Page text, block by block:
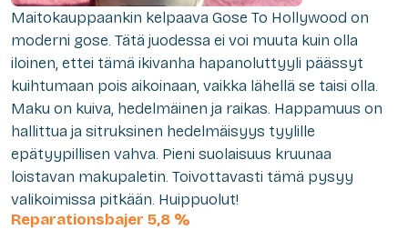
Maitokauppaankin kelpaava Gose To Hollywood on
moderni gose. Tätä juodessa ei voi muuta kuin olla
iloinen, ettei tämä ikivanha hapanoluttyyli päässyt
kuihtumaan pois aikoinaan, vaikka lähellä se taisi olla.
Maku on kuiva, hedelmäinen ja raikas. Happamuus on
hallittua ja sitruksinen hedelmäisyys tyylille
epätyypillisen vahva. Pieni suolaisuus kruunaa
loistavan makupaletin. Toivottavasti tämä pysyy
valikoimissa pitkään. Huippuolut!
Reparationsbajer 5,8 %